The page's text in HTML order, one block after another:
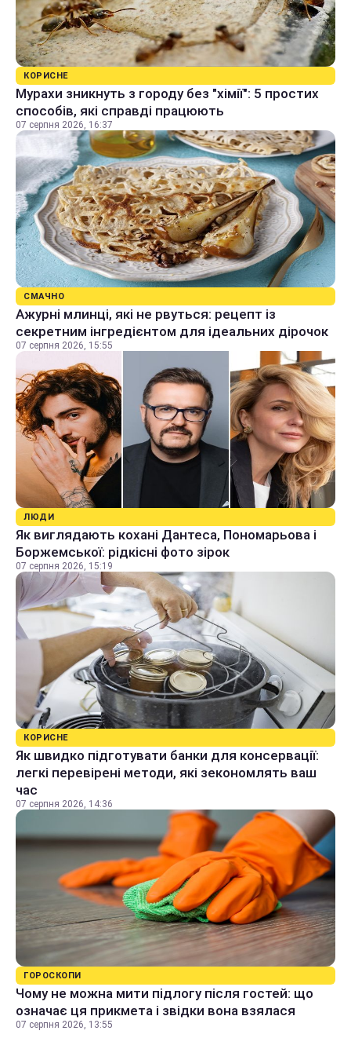
КОРИСНЕ
Мурахи зникнуть з городу без "хімії": 5 простих
способів, які справді працюють
07 серпня 2026, 16:37
СМАЧНО
Ажурні млинці, які не рвуться: рецепт із
секретним інгредієнтом для ідеальних дірочок
07 серпня 2026, 15:55
ЛЮДИ
Як виглядають кохані Дантеса, Пономарьова і
Боржемської: рідкісні фото зірок
07 серпня 2026, 15:19
КОРИСНЕ
Як швидко підготувати банки для консервації:
легкі перевірені методи, які зекономлять ваш
час
07 серпня 2026, 14:36
ГОРОСКОПИ
Чому не можна мити підлогу після гостей: що
означає ця прикмета і звідки вона взялася
07 серпня 2026, 13:55